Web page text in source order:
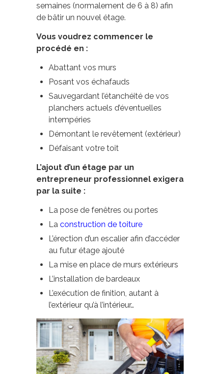
semaines (normalement de 6 à 8) afin
de bâtir un nouvel étage.
Vous voudrez commencer le
procédé en :
Abattant vos murs
Posant vos échafauds
Sauvegardant l’étanchéité de vos
planchers actuels d’éventuelles
intempéries
Démontant le revêtement (extérieur)
Défaisant votre toit
L’ajout d’un étage par un
entrepreneur professionnel exigera
par la suite :
La pose de fenêtres ou portes
La construction de toiture
L’érection d’un escalier afin d’accéder
au futur étage ajouté
La mise en place de murs extérieurs
L’installation de bardeaux
L’exécution de finition, autant à
l’extérieur qu’à l’intérieur…